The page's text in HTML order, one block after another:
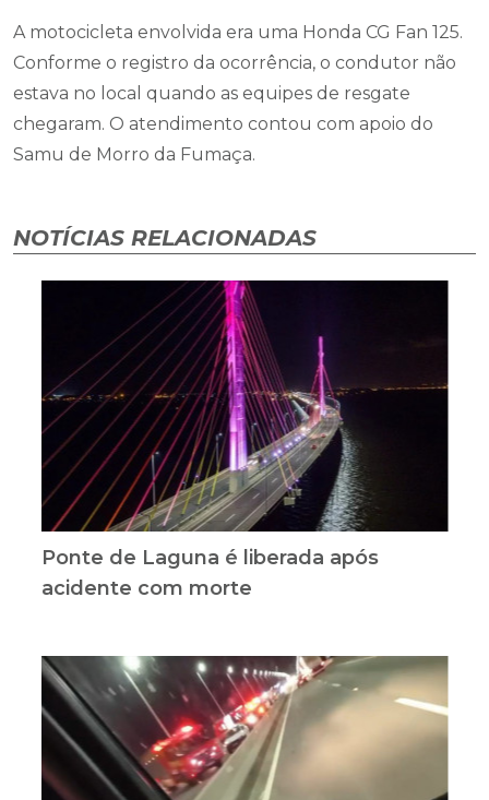
A motocicleta envolvida era uma Honda CG Fan 125.
Conforme o registro da ocorrência, o condutor não
estava no local quando as equipes de resgate
chegaram. O atendimento contou com apoio do
Samu de Morro da Fumaça.
NOTÍCIAS RELACIONADAS
Ponte de Laguna é liberada após
acidente com morte